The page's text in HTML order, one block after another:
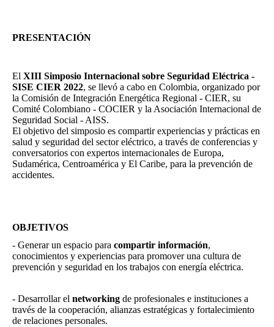
PRESENTACIÓN
El XIII Simposio Internacional sobre Seguridad Eléctrica -
SISE CIER 2022, se llevó a cabo en Colombia, organizado por
la Comisión de Integración Energética Regional - CIER, su
Comité Colombiano - COCIER y la Asociación Internacional de
Seguridad Social - AISS.
El objetivo del simposio es compartir experiencias y prácticas en
salud y seguridad del sector eléctrico, a través de conferencias y
conversatorios con expertos internacionales de Europa,
Sudamérica, Centroamérica y El Caribe, para la prevención de
accidentes.
OBJETIVOS
- Generar un espacio para compartir información,
conocimientos y experiencias para promover una cultura de
prevención y seguridad en los trabajos con energía eléctrica.
- Desarrollar el networking de profesionales e instituciones a
través de la cooperación, alianzas estratégicas y fortalecimiento
de relaciones personales.